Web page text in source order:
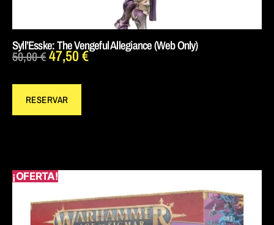
Syll’Esske: The Vengeful Allegiance (Web Only)
50,00€47,50€
RESERVAR
¡OFERTA!